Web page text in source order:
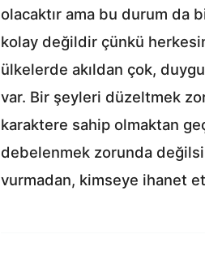
olacaktır ama bu durum
kolay değildir çünkü
ülkelerde akıldan çok,
var. Bir şeyleri düzeltmek
karaktere sahip olmaktan
debelenmek zorunda
vurmadan, kimseye ihanet